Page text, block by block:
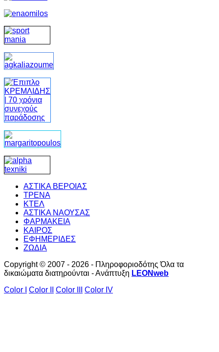
ΑΣΤΙΚΑ ΒΕΡΟΙΑΣ
ΤΡΕΝΑ
ΚΤΕΛ
ΑΣΤΙΚΑ ΝΑΟΥΣΑΣ
ΦΑΡΜΑΚΕΙΑ
ΚΑΙΡΟΣ
ΕΦΗΜΕΡΙΔΕΣ
ΖΩΔΙΑ
Copyright © 2007 - 2026 - Πληροφοριοδότης Όλα τα
δικαιώματα διατηρούνται - Ανάπτυξη LEONweb
Color I
Color II Color III Color IV